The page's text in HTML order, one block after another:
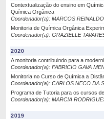
Contextualização do ensino em
Química Orgânica
Coordenador(a): MARCOS REINALDO
Monitoria de Química Orgânica
Coordenador(a): GRAZIELLE
2020
A monitoria contribuindo para a
Coordenador(a): FABRICIO GAVA
Monitoria no Curso de Química a
Coordenador(a): CARLOS NECO DA
Programa de Tutoria para os cursos
Coordenador(a): MARCIA
2019